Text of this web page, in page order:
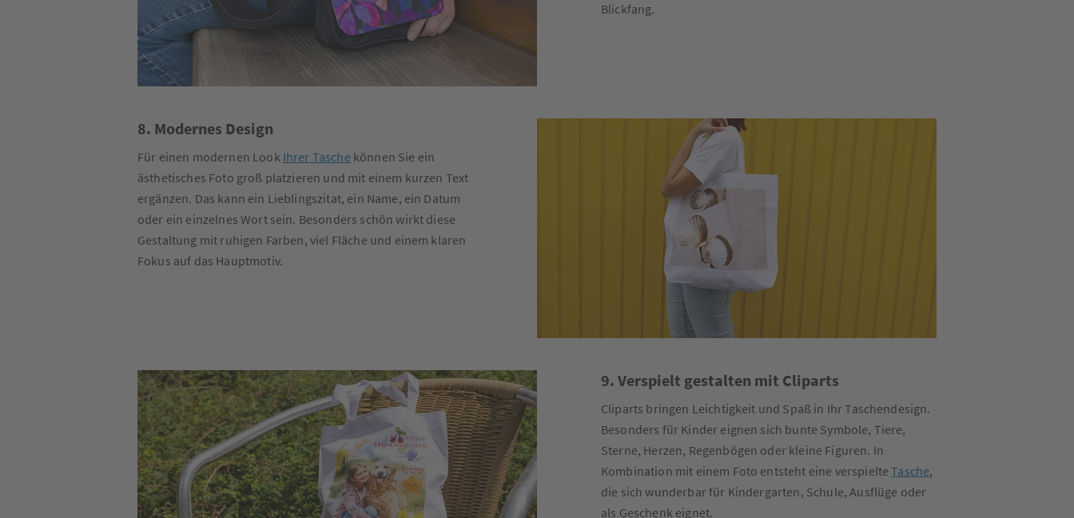
Blickfang.
8. Modernes Design
Für einen modernen Look Ihrer Taschekönnen Sie ein
ästhetisches Foto groß platzieren und mit einem kurzen Text
ergänzen. Das kann ein Lieblingszitat, ein Name, ein Datum
oder ein einzelnes Wort sein. Besonders schön wirkt diese
Gestaltung mit ruhigen Farben, viel Fläche und einem klaren
Fokus auf das Hauptmotiv.
9. Verspielt gestalten mit Cliparts
Cliparts bringen Leichtigkeit und Spaß in Ihr Taschendesign.
Besonders für Kinder eignen sich bunte Symbole, Tiere,
Sterne, Herzen, Regenbögen oder kleine Figuren. In
Kombination mit einem Foto entsteht eine verspielteTasche,
die sich wunderbar für Kindergarten, Schule, Ausflüge oder
als Geschenk eignet.